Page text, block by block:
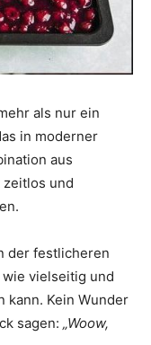
als nur ein
in moderner
aus
zeitlos und
der festlicheren
vielseitig und
kann. Kein Wunder
sagen: „Woow,